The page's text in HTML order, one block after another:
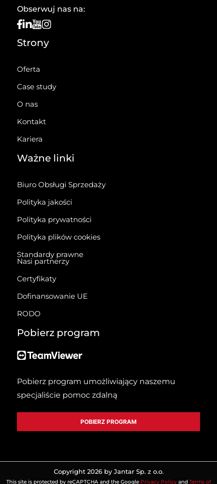
Obserwuj nas na:
Strony
Oferta
Case study
O nas
Kontakt
Kariera
Ważne linki
Biuro Obsługi Sprzedaży
Polityka jakości
Polityka prywatności
Polityka plików cookies
Standardy prawne
Nasi partnerzy
Certyfikaty
Dofinansowanie UE
RODO
Pobierz program
Pobierz program umożliwiający naszemu
specjaliście pomoc zdalną
POBIERZ PROGRAM
Copyright 2026 by Jantar Sp. z o.o.
This site is protected by reCAPTCHA and the Google Privacy Policyand Terms of